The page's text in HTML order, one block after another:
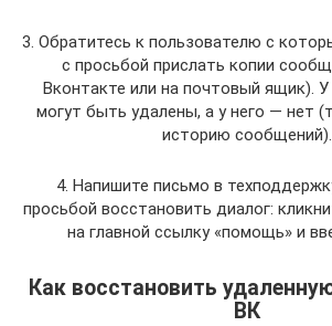
3. Обратитесь к пользователю с
с просьбой прислать копии
Вконтакте или на почтовый ящик).
могут быть удалены, а у него — нет
историю сообщений).
4. Напишите письмо в
просьбой восстановить диалог:
на главной ссылку «помощь» и
Как восстановить
ВК